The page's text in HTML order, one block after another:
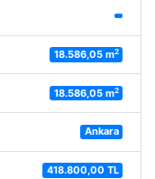
18.586,05 m2
18.586,05 m2
Ankara
418.800,00 TL